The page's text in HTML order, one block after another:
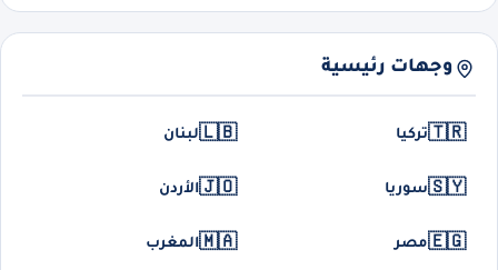
وجهات رئيسية
🇹🇷تركيا 🇱🇧لبنان
🇸🇾سوريا 🇯🇴الأردن
🇪🇬مصر 🇲🇦المغرب